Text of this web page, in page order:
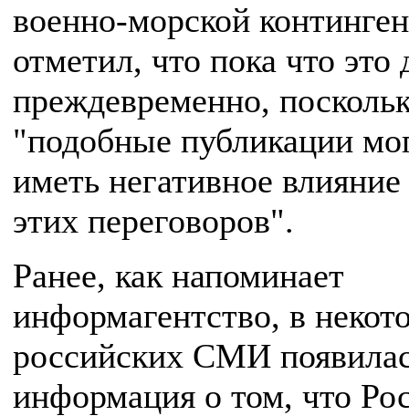
военно-морской
отметил, что пока что это
преждевременно,
"подобные публикации
иметь негативное
этих переговоров".
Ранее, как напоминает
информагентство, в
российских СМИ
информация о том, что